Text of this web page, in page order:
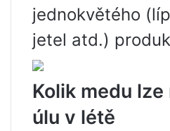
jednokvětého
jetel atd.)
Kolik medu
úlu v létě